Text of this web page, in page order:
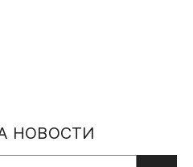
НОВОСТИ